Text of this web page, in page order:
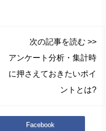
次の記事を読む >>
アンケート分析・集計時
に押さえておきたいポイ
ントとは?
Facebook